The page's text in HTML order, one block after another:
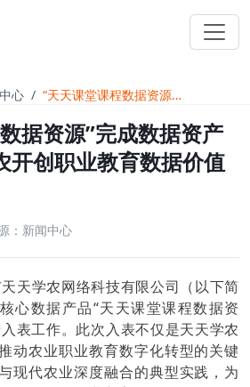
心 “天天课堂课程数据资源”完成数据资产入表，天天学农开创职业教育数据价值化新范式
据资源”完成数据资产
开创职业教育数据价值
：新闻中心
天学农网络科技有限公司（以下简
心数据产品“天天课堂课程数据资
表工作。此次入表不仅是天天学农
动农业职业教育数字化转型的关键
现代农业深度融合的典型实践，为